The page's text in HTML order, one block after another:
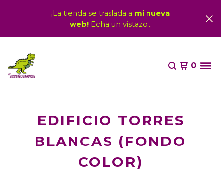
¡La tienda se traslada a mi nueva
web! Echa un vistazo...
0
EDIFICIO TORRES
BLANCAS (FONDO
COLOR)